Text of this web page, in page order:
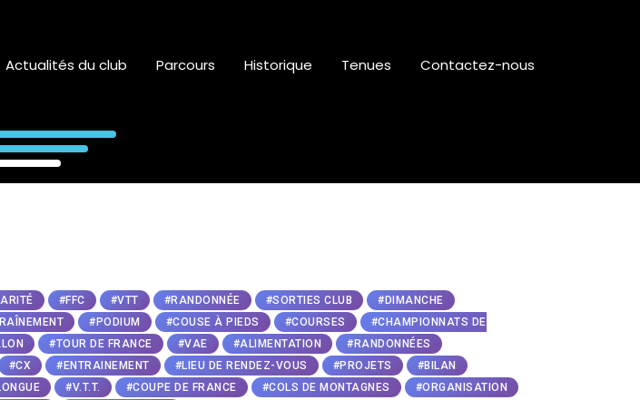
Actualités du club Parcours Historique Tenues Contactez-nous
#FFC #VTT #RANDONNÉE #SORTIES CLUB
#DIMANCHE
#PODIUM #COUSE À PIEDS #COURSES
#CHAMPIONNATS DE
#TOUR DE FRANCE #VAE #ALIMENTATION
#RANDONNÉES
#CX #ENTRAINEMENT #LIEU DE RENDEZ-VOUS #PROJETS
#BILAN
#V.T.T. #COUPE DE FRANCE #COLS DE MONTAGNES
#ORGANISATION